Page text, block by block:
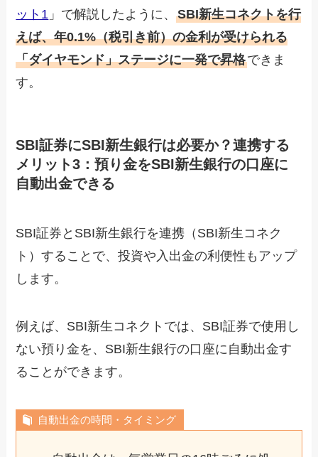
ット1 」で解説したように、SBI新生コネクトを行
えば、年0.1%（税引き前）の金利が受けられる
「ダイヤモンド」ステージに一発で昇格できま
す。
SBI証券にSBI新生銀行は必要か？連携する
メリット3：預り金をSBI新生銀行の口座に
自動出金できる
SBI証券とSBI新生銀行を連携（SBI新生コネク
ト）することで、投資や入出金の利便性もアップ
します。
例えば、SBI新生コネクトでは、SBI証券で使用し
ない預り金を、SBI新生銀行の口座に自動出金す
ることができます。
自動出金の時間・タイミング